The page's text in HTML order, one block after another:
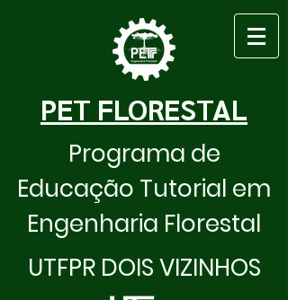
PET FLORESTAL
Programa de
Educação Tutorial em
Engenharia Florestal
UTFPR DOIS VIZINHOS